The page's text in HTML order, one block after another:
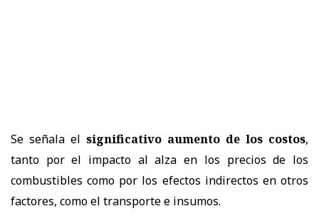
Se señala el significativo aumento de los costos,
tanto por el impacto al alza en los precios de los
combustibles como por los efectos indirectos en otros
factores, como el transporte e insumos.